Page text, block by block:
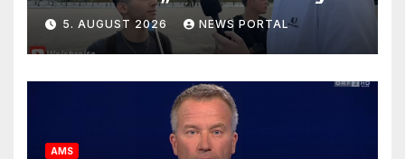
kommen wegen der
Sozialleistungen“
5. AUGUST 2026 NEWS PORTAL
AMS